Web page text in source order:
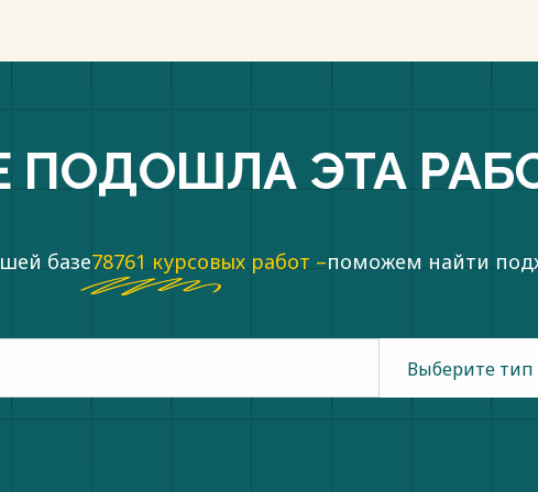
и всей социальной сферы
всего финансового профиля.
законодательства о социальном
определяет две категории
на социальную помощь в силу
приведших к бедности: малоимущие
ПОДОШЛА ЭТА
базе78761 курсовых работ –поможем найти
Выберите тип